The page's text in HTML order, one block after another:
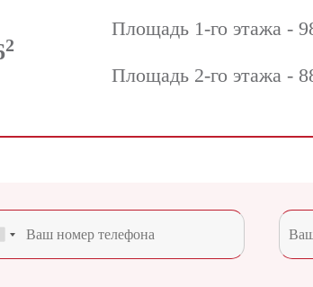
2
Площадь 1-го этажа -
Площадь 2-го этажа -